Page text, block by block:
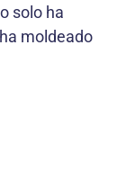
solo ha
moldeado